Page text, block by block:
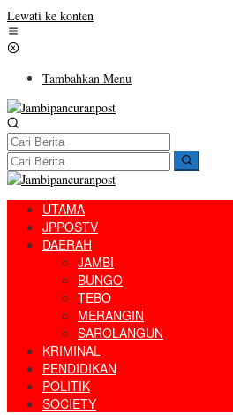
Lewati ke konten
Tambahkan Menu
UTAMA
JPPOSTV
DAERAH
JAMBI
BUNGO
TEBO
MERANGIN
SAROLANGUN
KRIMINAL
PENDIDIKAN
POLITIK
SOCIETY